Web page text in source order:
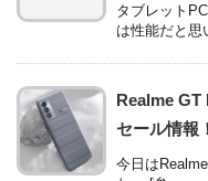
タブレット
は性能だと思
Realme
セール情報！
今日は